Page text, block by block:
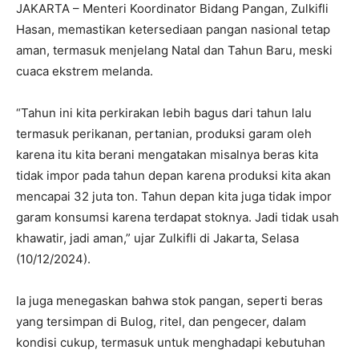
JAKARTA – Menteri Koordinator Bidang Pangan, Zulkifli
Hasan, memastikan ketersediaan pangan nasional tetap
aman, termasuk menjelang Natal dan Tahun Baru, meski
cuaca ekstrem melanda.
“Tahun ini kita perkirakan lebih bagus dari tahun lalu
termasuk perikanan, pertanian, produksi garam oleh
karena itu kita berani mengatakan misalnya beras kita
tidak impor pada tahun depan karena produksi kita akan
mencapai 32 juta ton. Tahun depan kita juga tidak impor
garam konsumsi karena terdapat stoknya. Jadi tidak usah
khawatir, jadi aman,” ujar Zulkifli di Jakarta, Selasa
(10/12/2024).
Ia juga menegaskan bahwa stok pangan, seperti beras
yang tersimpan di Bulog, ritel, dan pengecer, dalam
kondisi cukup, termasuk untuk menghadapi kebutuhan